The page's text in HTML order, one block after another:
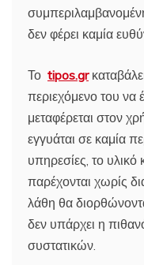
δεν φέρει καμία
Το tipos.gr
περιεχόμενο του να
μεταφέρεται στον
εγγυάται σε καμία
υπηρεσίες, το υλικό
παρέχονται χωρίς
λάθη θα
δεν υπάρχει η
συστατικών.